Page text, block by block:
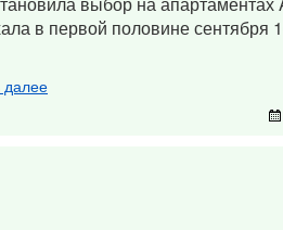
в первой половине сентября
далее